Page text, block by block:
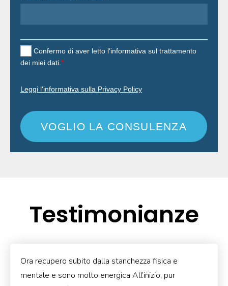
Confermo di aver letto l'informativa sul trattamento
dei miei dati. *
Leggi l'informativa sulla Privacy Policy
VOGLIO LA CONSULENZA
Testimonianze
Ora recupero subito dalla stanchezza fisica e
mentale e sono molto energica All’inizio, pur